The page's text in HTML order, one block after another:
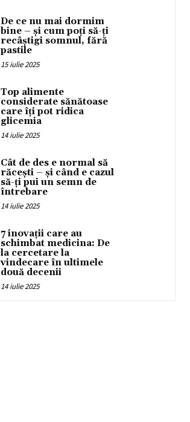
De ce nu mai dormim
bine – și cum poți să-ți
recâștigi somnul, fără
pastile
15 iulie 2025
Top alimente
considerate sănătoase
care îți pot ridica
glicemia
14 iulie 2025
Cât de des e normal să
răcești – și când e cazul
să-ți pui un semn de
întrebare
14 iulie 2025
7 inovații care au
schimbat medicina: De
la cercetare la
vindecare în ultimele
două decenii
14 iulie 2025